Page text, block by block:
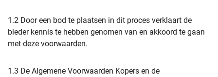
1.2 Door een bod te plaatsen in dit proces verklaart de
bieder kennis te hebben genomen van en akkoord te gaan
met deze voorwaarden.
1.3 De Algemene Voorwaarden Kopers en de